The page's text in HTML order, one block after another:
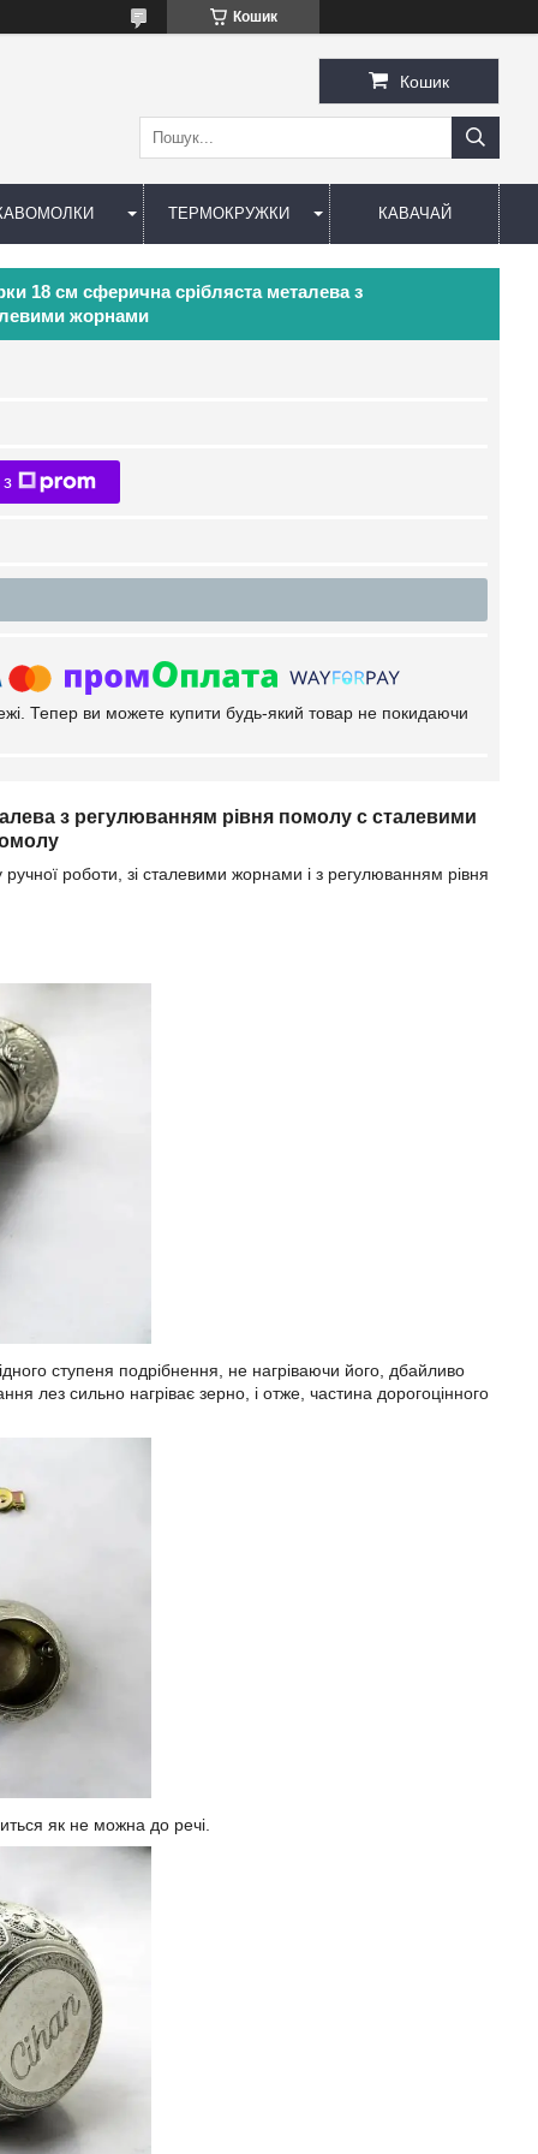
Кошик
Кошик
ТЕРМОКРУЖКИ КАВАЧАЙ
18 см сферична срібляста металева з
жорнами
Тепер ви можете купити будь-який товар не покидаючи
з регулюванням рівня помолу с сталевими
роботи, зі сталевими жорнами і з регулюванням рівня
ступеня подрібнення, не нагріваючи його, дбайливо
лез сильно нагріває зерно, і отже, частина дорогоцінного
як не можна до речі.